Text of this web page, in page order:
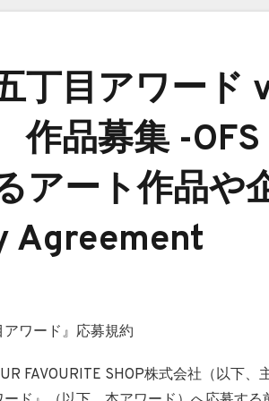
丁目アワード
品募集 -
アート作品や
Agreement
ワード』応募規約
FAVOURITE SHOP株式会社（以下